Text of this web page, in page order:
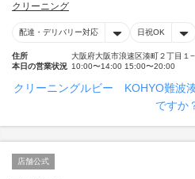
クリーニング
配達・デリバリー対応 日祝OK
住所
大阪府大阪市浪速区湊町２丁目１−
本日の営業状況 10:00〜14:00 15:00〜20:00
クリーニングルビー KOHYO難波
ですか
店舗公式